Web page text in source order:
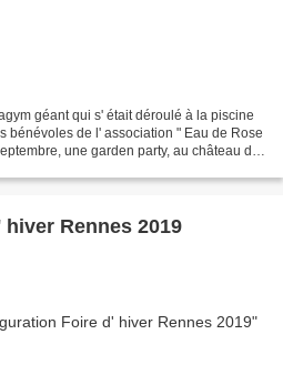
géant qui s' était déroulé à la piscine
bénévoles de l' association " Eau de Rose
une garden party, au château d'
Rennes 2019